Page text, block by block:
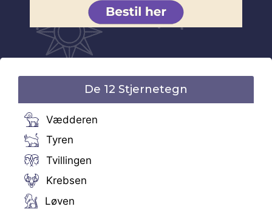
De 12 Stjernetegn
Vædderen
Tyren
Tvillingen
Krebsen
Løven